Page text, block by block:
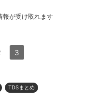
報が受け取れます
3
TDSまとめ